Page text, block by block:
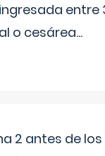
entre
o cesárea...
2 antes de